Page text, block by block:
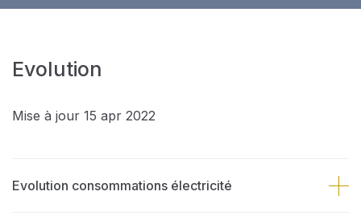
Evolution
Mise à jour 15 apr 2022
Evolution consommations électricité